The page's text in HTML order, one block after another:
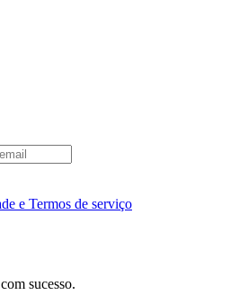
e Termos de serviço
sucesso.